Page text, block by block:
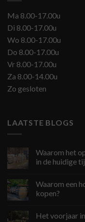
Ma 8.00-17.00u
Di 8.00-17.00u
Wo 8.00-17.00u
Do 8.00-17.00u
Vr 8.00-17.00u
Za 8.00-14.00u
Zo gesloten
LAATSTE BLOGS
Waarom het
in de huidige
Waarom een
kopen?
Het voorjaar